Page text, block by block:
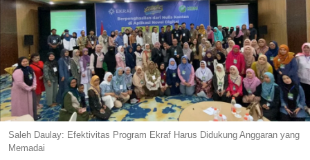
Saleh Daulay: Efektivitas Program Ekraf Harus Didukung Anggaran yang
Memadai